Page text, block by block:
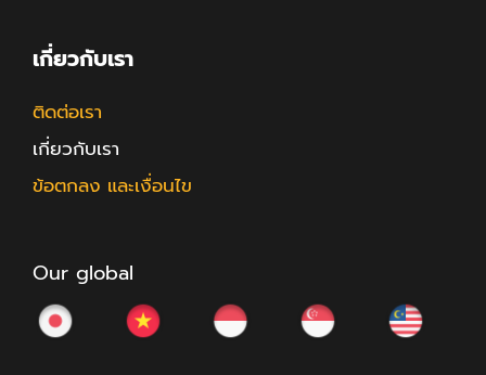
เกี่ยวกับเรา
ติดต่อเรา
เกี่ยวกับเรา
ข้อตกลง และเงื่อนไข
Our global